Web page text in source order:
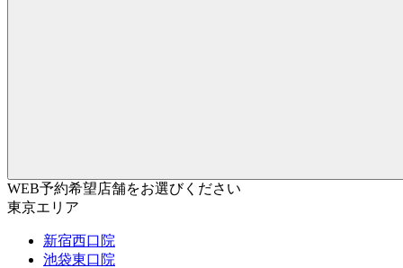
WEB予約希望店舗をお選びください
東京エリア
新宿西口院
池袋東口院